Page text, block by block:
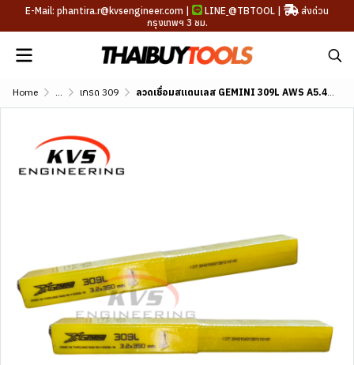
E-Mail: phantira.r@kvsengineer.com | LINE @TBTOOL |
ส่งด่วน
กรุงเทพฯ 3 ชม.
Home ... เกรด 309 ลวดเชื่อมสแตนเลส GEMINI 309L AWS A5.4 E309L-16